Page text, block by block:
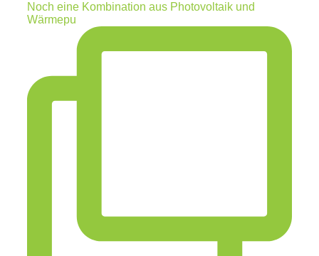
Noch eine Kombination aus Photovoltaik und
Wärmepu